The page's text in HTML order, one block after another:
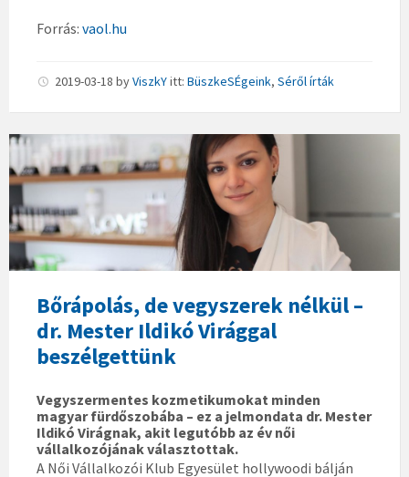
e
á
n
d
j
í
s
o
l
g
á
Forrás: vaol.hu
2019-03-18 byViszkYitt: BüszkeSÉgeink, Séről írták
D
r
.
M
t
e
r
I
i
k
ó
Bőrápolás, de vegyszerek nélkül –
dr. Mester Ildikó Virággal
beszélgettünk
Vegyszermentes kozmetikumokat minden
magyar fürdőszobába – ez a jelmondata dr. Mester
Ildikó Virágnak, akit legutóbb az év női
vállalkozójának választottak.
A Női Vállalkozói Klub Egyesület hollywoodi bálján